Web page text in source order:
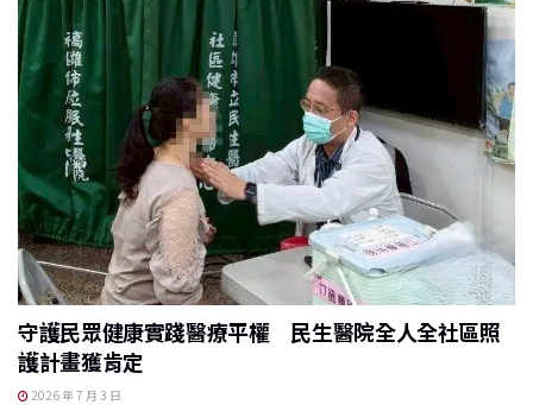
守護民眾健康實踐醫療平權 民生醫院全人全社區照
護計畫獲肯定
2026 年 7 月 3 日